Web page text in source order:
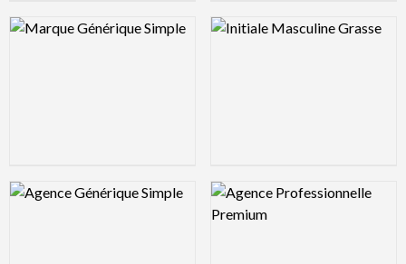
Logo Preview Image Logo Preview Image
Logo Preview Image Logo Preview Image